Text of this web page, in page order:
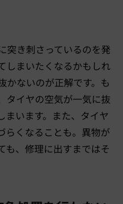
突き刺さっているのを発
しまいたくなるかもしれ
かないのが正解です。も
タイヤの空気が一気に抜
まいます。また、タイヤ
らくなることも。異物が
も、修理に出すまではそ